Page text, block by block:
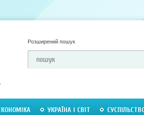
Розширений пошук
УКРАЇНА І СВІТ